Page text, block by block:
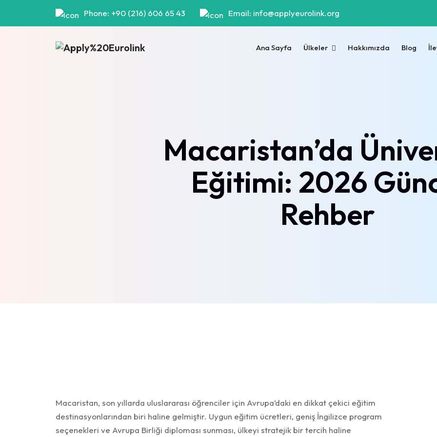
Phone: +90 (216) 606 65 43 Email: info@applyeurolink.org
Ana Sayfa Ülkeler Hakkımızda Blog
Macaristan’da
Eğitimi: 2026
Rehber
Macaristan, son yıllarda uluslararası öğrenciler için Avrupa’daki en dikkat çekici eğitim
destinasyonlarından biri haline gelmiştir. Uygun eğitim ücretleri, geniş İngilizce program
seçenekleri ve Avrupa Birliği diploması sunması, ülkeyi stratejik bir tercih haline